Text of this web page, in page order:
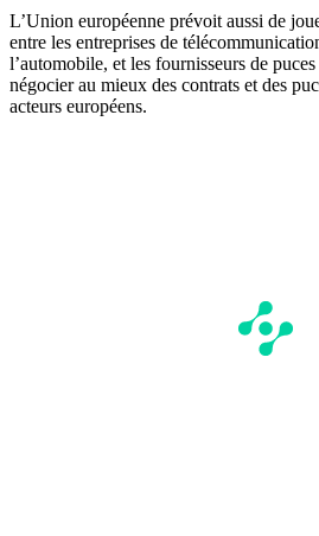
L’Union européenne prévoit aussi de
entre les entreprises de
l’automobile, et les fournisseurs de
négocier au mieux des contrats et des
acteurs européens.